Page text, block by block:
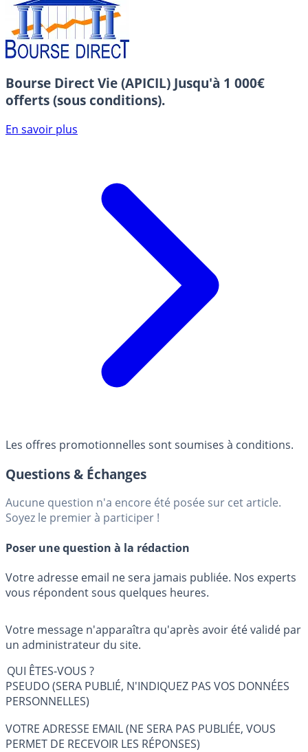
Bourse Direct Vie (APICIL) Jusqu'à 1 000€
offerts (sous conditions).
En savoir plus
Les offres promotionnelles sont soumises à conditions.
Questions & Échanges
Aucune question n'a encore été posée sur cet article.
Soyez le premier à participer !
Poser une question à la rédaction
Votre adresse email ne sera jamais publiée. Nos experts
vous répondent sous quelques heures.
Votre message n'apparaîtra qu'après avoir été validé par
un administrateur du site.
QUI ÊTES-VOUS ?
PSEUDO (SERA PUBLIÉ, N'INDIQUEZ PAS VOS DONNÉES
PERSONNELLES)
VOTRE ADRESSE EMAIL (NE SERA PAS PUBLIÉE, VOUS
PERMET DE RECEVOIR LES RÉPONSES)